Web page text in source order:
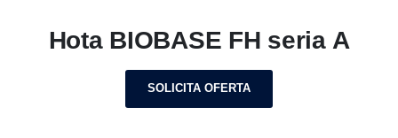
Hota BIOBASE FH seria A
SOLICITA OFERTA